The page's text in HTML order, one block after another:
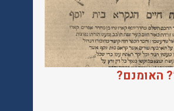
האומנם?